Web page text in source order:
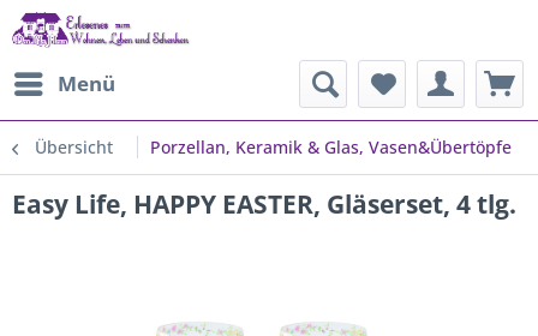
Menü
Übersicht Porzellan, Keramik & Glas, Vasen&Übertöpfe
Easy Life, HAPPY EASTER, Gläserset, 4 tlg.